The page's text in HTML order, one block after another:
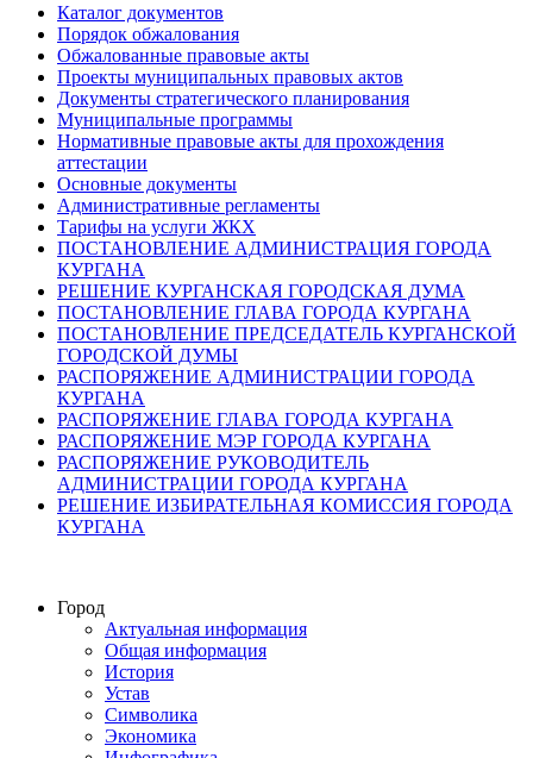
Каталог документов
Порядок обжалования
Обжалованные правовые акты
Проекты муниципальных правовых актов
Документы стратегического планирования
Муниципальные программы
Нормативные правовые акты для прохождения
аттестации
Основные документы
Административные регламенты
Тарифы на услуги ЖКХ
ПОСТАНОВЛЕНИЕ АДМИНИСТРАЦИЯ ГОРОДА
КУРГАНА
РЕШЕНИЕ КУРГАНСКАЯ ГОРОДСКАЯ ДУМА
ПОСТАНОВЛЕНИЕ ГЛАВА ГОРОДА КУРГАНА
ПОСТАНОВЛЕНИЕ ПРЕДСЕДАТЕЛЬ КУРГАНСКОЙ
ГОРОДСКОЙ ДУМЫ
РАСПОРЯЖЕНИЕ АДМИНИСТРАЦИИ ГОРОДА
КУРГАНА
РАСПОРЯЖЕНИЕ ГЛАВА ГОРОДА КУРГАНА
РАСПОРЯЖЕНИЕ МЭР ГОРОДА КУРГАНА
РАСПОРЯЖЕНИЕ РУКОВОДИТЕЛЬ
АДМИНИСТРАЦИИ ГОРОДА КУРГАНА
РЕШЕНИЕ ИЗБИРАТЕЛЬНАЯ КОМИССИЯ ГОРОДА
КУРГАНА
Город
Актуальная информация
Общая информация
История
Устав
Символика
Экономика